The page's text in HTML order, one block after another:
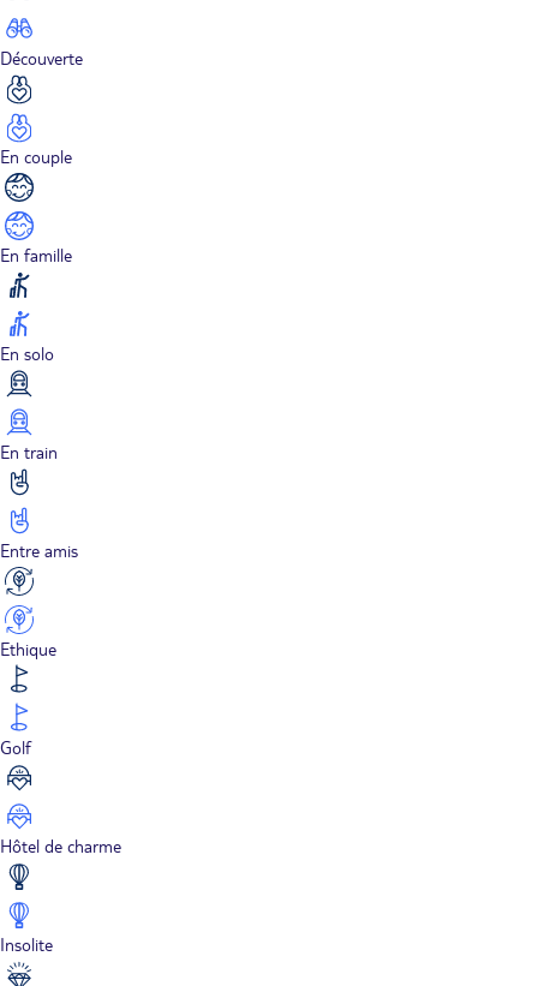
Découverte
En couple
En famille
En solo
En train
Entre amis
Ethique
Golf
Hôtel de charme
Insolite